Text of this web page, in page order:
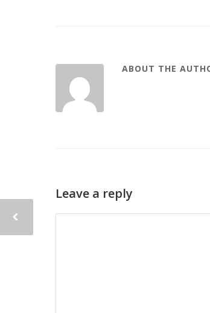
ABOUT THE
Leave a reply